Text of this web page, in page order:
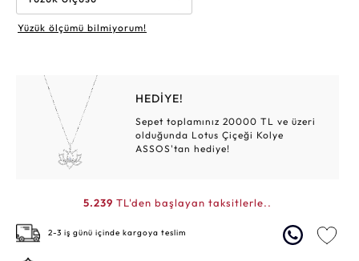
Yüzük ölçümü bilmiyorum!
HEDİYE!
Sepet toplamınız 20000 TL ve üzeri
olduğunda Lotus Çiçeği Kolye
ASSOS'tan hediye!
5.239 TL'den başlayan taksitlerle..
2-3 iş günü içinde kargoya teslim